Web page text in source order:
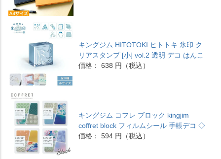
キングジム HITOTOKI ヒトトキ 氷印 ク
リアスタンプ [小] vol.2 透明 デコ はんこ
価格： 638 円（税込）
キングジム コフレ ブロック kingjim
coffret block フィルムシール 手帳デコ ◇
価格： 594 円（税込）